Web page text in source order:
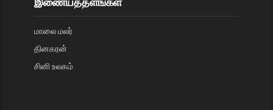
மாலை மலர்
தினகரன்
சினி உலகம்